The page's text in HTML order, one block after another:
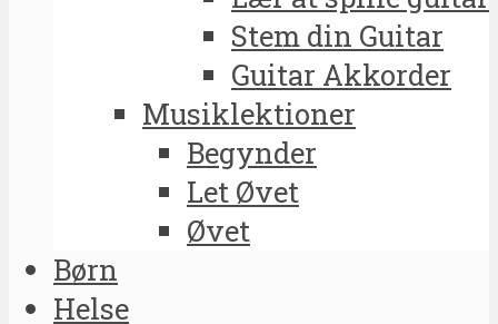
Stem din Guitar
Guitar Akkorder
Musiklektioner
Begynder
Let Øvet
Øvet
Børn
Helse